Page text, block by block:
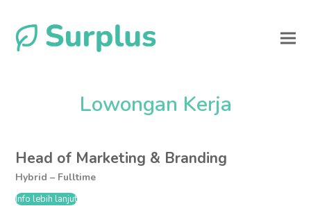
Lowongan Kerja
Head of Marketing & Branding
Hybrid – Fulltime
Info lebih lanjut